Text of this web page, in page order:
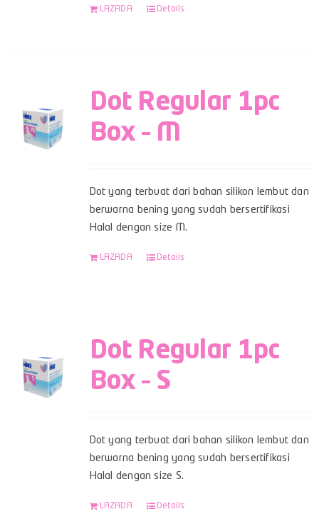
LAZADA Details
Dot Regular 1pc
Box – M
Dot yang terbuat dari bahan silikon lembut dan
berwarna bening yang sudah bersertifikasi
Halal dengan size M.
LAZADA Details
Dot Regular 1pc
Box – S
Dot yang terbuat dari bahan silikon lembut dan
berwarna bening yang sudah bersertifikasi
Halal dengan size S.
LAZADA Details